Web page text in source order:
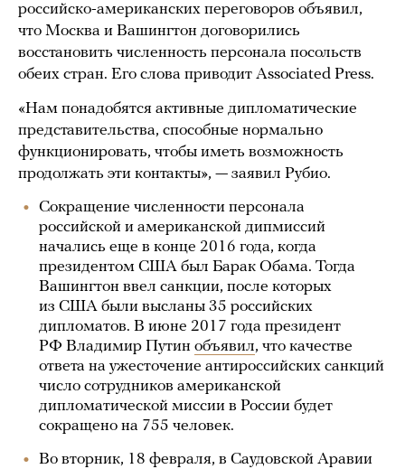
российско-американских переговоров объявил,
что Москва и Вашингтон договорились
восстановить численность персонала посольств
обеих стран. Его слова приводит Associated Press.
«Нам понадобятся активные дипломатические
представительства, способные нормально
функционировать, чтобы иметь возможность
продолжать эти контакты», — заявил Рубио.
Сокращение численности персонала
российской и американской дипмиссий
начались еще в конце 2016 года, когда
президентом США был Барак Обама. Тогда
Вашингтон ввел санкции, после которых
из США были высланы 35 российских
дипломатов. В июне 2017 года президент
РФ Владимир Путин объявил, что качестве
ответа на ужесточение антироссийских санкций
число сотрудников американской
дипломатической миссии в России будет
сокращено на 755 человек.
Во вторник, 18 февраля, в Саудовской Аравии